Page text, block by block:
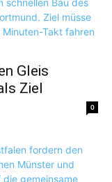
Gleis
Ziel
0